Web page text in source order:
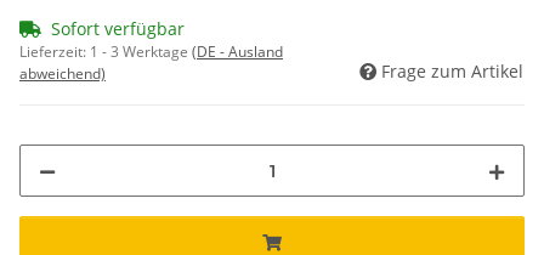
Sofort verfügbar
Lieferzeit: 1 - 3 Werktage (DE - Ausland
abweichend)
Frage zum Artikel